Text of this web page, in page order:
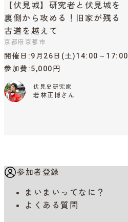
【伏見城】研究者と伏見城を
裏側から攻める！旧家が残る
古道を越えて
京都府京都市
開催日
9月26日(土)14:00～17:00
参加費 5,000円
伏見史研究家
若林正博さん
参加者登録
まいまいってなに？
よくある質問